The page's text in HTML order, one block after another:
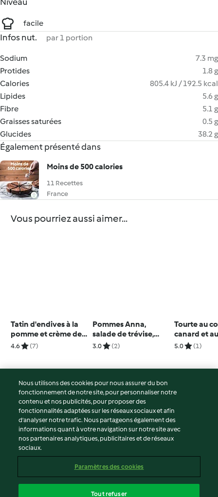
facile
Infos nut. par 1 portion
Sodium
7.3 mg
Protides
1.8 g
Calories
805.4 kJ / 192.5 kcal
Lipides
5.6 g
Fibre
5.1 g
Graisses saturées
0.5 g
Glucides
38.2 g
Également présenté dans
Moins de 500 calories
11 Recettes
France
Vous pourriez aussi aimer...
Tatin d'endives à la
pomme et crème de
comté
4.6 (7)
Pommes Anna,
salade de trévise,
poires et sauce au
3.0 (2)
Tourte au
canard et
marrons
5.0 (1)
© Copyright 2026
Conditions d'utilisation
Politique de confidentialité
Non-responsabilité
Mentions légales
Contenu du rapport
Nous utilisons des cookies pour nous assurer du bon
fonctionnement de notre site, pour personnaliser notre
contenu et nos publicités, pour proposer des
fonctionnalités adaptées sur les réseaux sociaux et afin
d’analyser notre trafic. Nous partageons également des
informations quant à votre navigation sur notre site avec
nos partenaires analytiques, publicitaires et de réseaux
sociaux.
Paramètres des cookies
Tout refuser